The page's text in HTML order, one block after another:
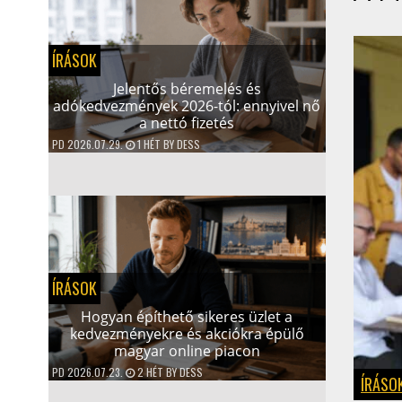
ÍRÁSOK
Jelentős béremelés és
adókedvezmények 2026-tól: ennyivel nő
a nettó fizetés
PD 2026.07.29. 1 HÉT BYDESS
ÍRÁSOK
Hogyan építhető sikeres üzlet a
kedvezményekre és akciókra épülő
magyar online piacon
PD 2026.07.23. 2 HÉT BYDESS